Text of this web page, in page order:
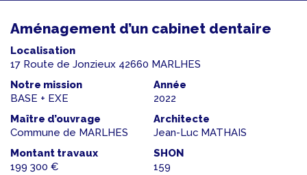
Aménagement d’un cabinet dentaire
Localisation
17 Route de Jonzieux 42660 MARLHES
Notre mission
BASE + EXE
Année
2022
Maître d’ouvrage
Commune de MARLHES
Architecte
Jean-Luc MATHAIS
Montant travaux
199 300 €
SHON
159